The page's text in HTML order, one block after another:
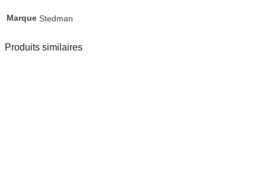
Marque Stedman
Produits similaires